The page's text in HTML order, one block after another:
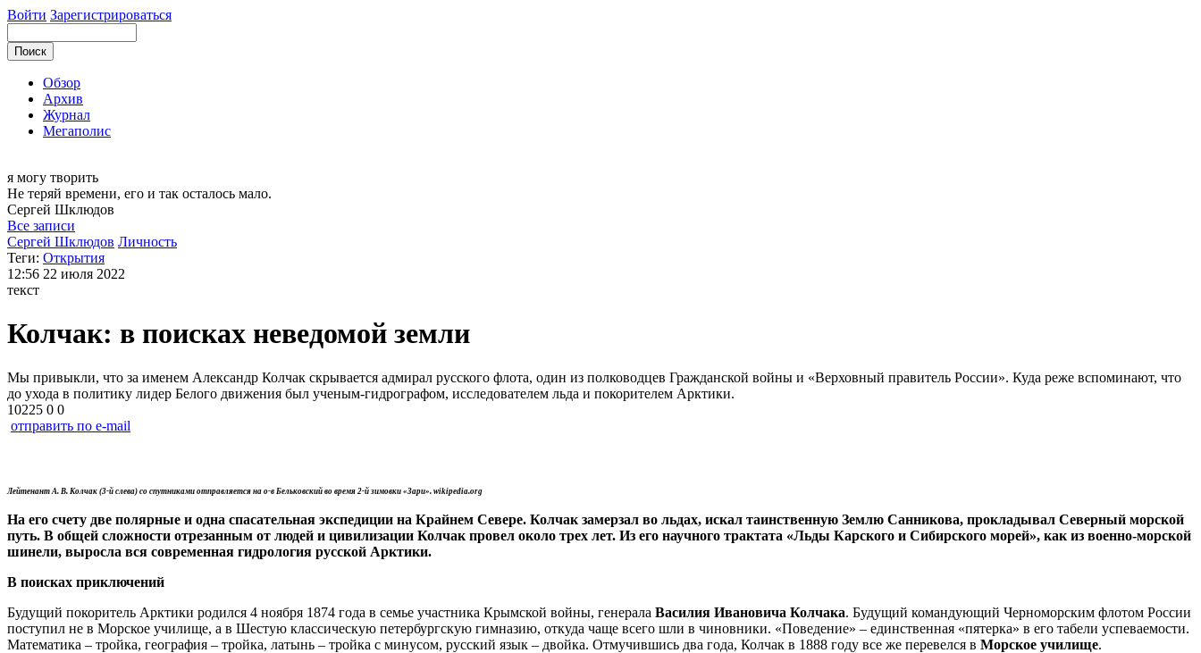
Войти Зарегистрироваться
Обзор
Архив
Журнал
Мегаполис
я могу творить
Не теряй времени, его и так осталось мало.
Сергей Шклюдов
Все записи
Сергей Шклюдов Личность
Теги: Открытия
12:56 22 июля 2022
текст
Колчак: в поисках неведомой земли
Мы привыкли, что за именем Александр Колчак скрывается адмирал русского флота, один из полководцев Гражданской войны и «Верховный правитель России». Куда реже вспоминают, что
до ухода в политику лидер Белого движения был ученым-гидрографом, исследователем льда и покорителем Арктики.
10225 0 0
отправить по e-mail
Лейтенант А. В. Колчак (3-й слева) со спутниками отправляется на о-в Бельковский во время 2-й зимовки «Зари». wikipedia.org
На его счету две полярные и одна спасательная экспедиции на Крайнем Севере. Колчак замерзал во льдах, искал таинственную Землю Санникова, прокладывал Северный морской
путь. В общей сложности отрезанным от людей и цивилизации Колчак провел около трех лет. Из его научного трактата «Льды Карского и Сибирского морей», как из военно-морской
шинели, выросла вся современная гидрология русской Арктики.
В поисках приключений
Будущий покоритель Арктики родился 4 ноября 1874 года в семье участника Крымской войны, генерала Василия Ивановича Колчака. Будущий командующий Черноморским флотом России
поступил не в Морское училище, а в Шестую классическую петербургскую гимназию, откуда чаще всего шли в чиновники. «Поведение» – единственная «пятерка» в его табели успеваемости.
Математика – тройка, география – тройка, латынь – тройка с минусом, русский язык – двойка. Отмучившись два года, Колчак в 1888 году все же перевелся в Морское училище.